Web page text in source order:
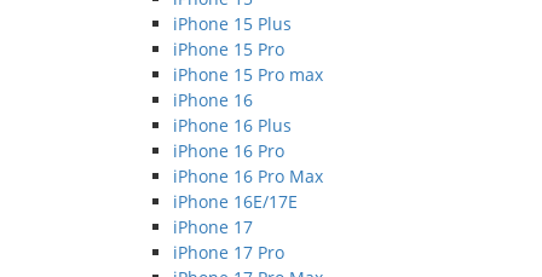
iPhone 15 Plus
iPhone 15 Pro
iPhone 15 Pro max
iPhone 16
iPhone 16 Plus
iPhone 16 Pro
iPhone 16 Pro Max
iPhone 16E/17E
iPhone 17
iPhone 17 Pro